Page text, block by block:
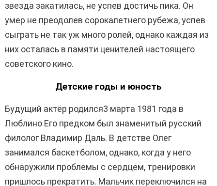
звезда закатилась, не успев достичь пика. Он
умер не преодолев сорокалетнего рубежа, успев
сыграть не так уж много ролей, однако каждая из
них осталась в памяти ценителей настоящего
советского кино.
Детские годы и юность
Будущий актёр родился3 марта 1981 года в
Люблино Его предком был знаменитый русский
филолог Владимир Даль. В детстве Олег
занимался баскетболом, однако, когда у него
обнаружили проблемы с сердцем, тренировки
пришлось прекратить. Мальчик переключился на